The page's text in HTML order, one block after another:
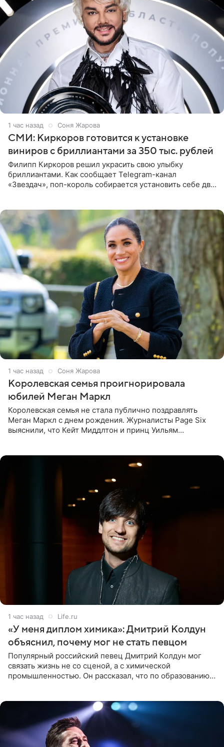
1 час назад Соня Жарова
СМИ: Киркоров готовится к установке
виниров с бриллиантами за 350 тыс. рублей
Филипп Киркоров решил украсить свою улыбку
бриллиантами. Как сообщает Telegram-канал
«Звездач», поп-король собирается установить себе два
1 час назад Соня Жарова
Королевская семья проигнорировала
юбилей Меган Маркл
Королевская семья не стала публично поздравлять
Меган Маркл с днем рождения. Журналисты Page Six
выяснили, что Кейт Миддлтон и принц Уильям
1 час назад Life.ru
«У меня диплом химика»: Дмитрий Колдун
объяснил, почему мог не стать певцом
Популярный российский певец Дмитрий Колдун мог
связать жизнь не со сценой, а с химической
промышленностью. Он рассказал, что по образованию